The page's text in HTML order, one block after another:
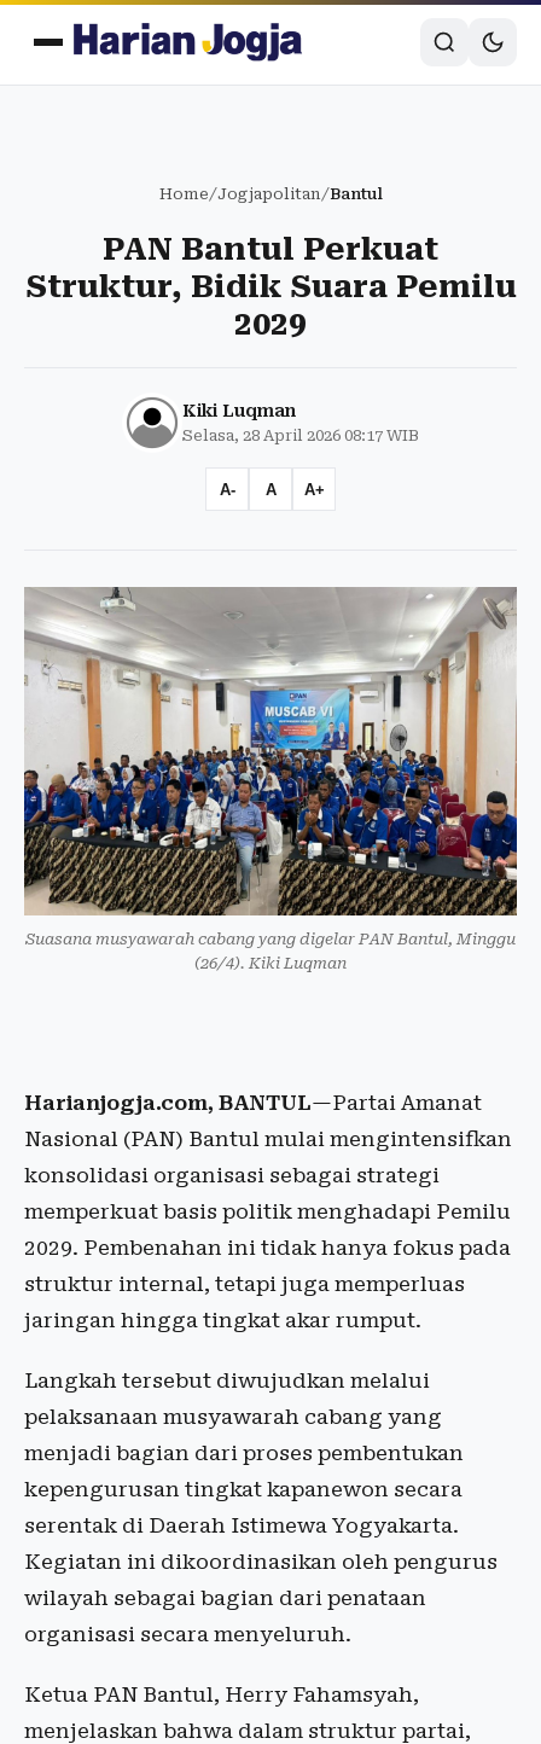
Home/Jogjapolitan/Bantul
PAN Bantul Perkuat
Struktur, Bidik Suara Pemilu
2029
Kiki Luqman
Selasa, 28 April 2026 08:17 WIB
A- A A+
Suasana musyawarah cabang yang digelar PAN Bantul, Minggu
(26/4). Kiki Luqman
Harianjogja.com, BANTUL—Partai Amanat
Nasional (PAN) Bantul mulai mengintensifkan
konsolidasi organisasi sebagai strategi
memperkuat basis politik menghadapi Pemilu
2029. Pembenahan ini tidak hanya fokus pada
struktur internal, tetapi juga memperluas
jaringan hingga tingkat akar rumput.
Langkah tersebut diwujudkan melalui
pelaksanaan musyawarah cabang yang
menjadi bagian dari proses pembentukan
kepengurusan tingkat kapanewon secara
serentak di Daerah Istimewa Yogyakarta.
Kegiatan ini dikoordinasikan oleh pengurus
wilayah sebagai bagian dari penataan
organisasi secara menyeluruh.
Ketua PAN Bantul, Herry Fahamsyah,
menjelaskan bahwa dalam struktur partai,